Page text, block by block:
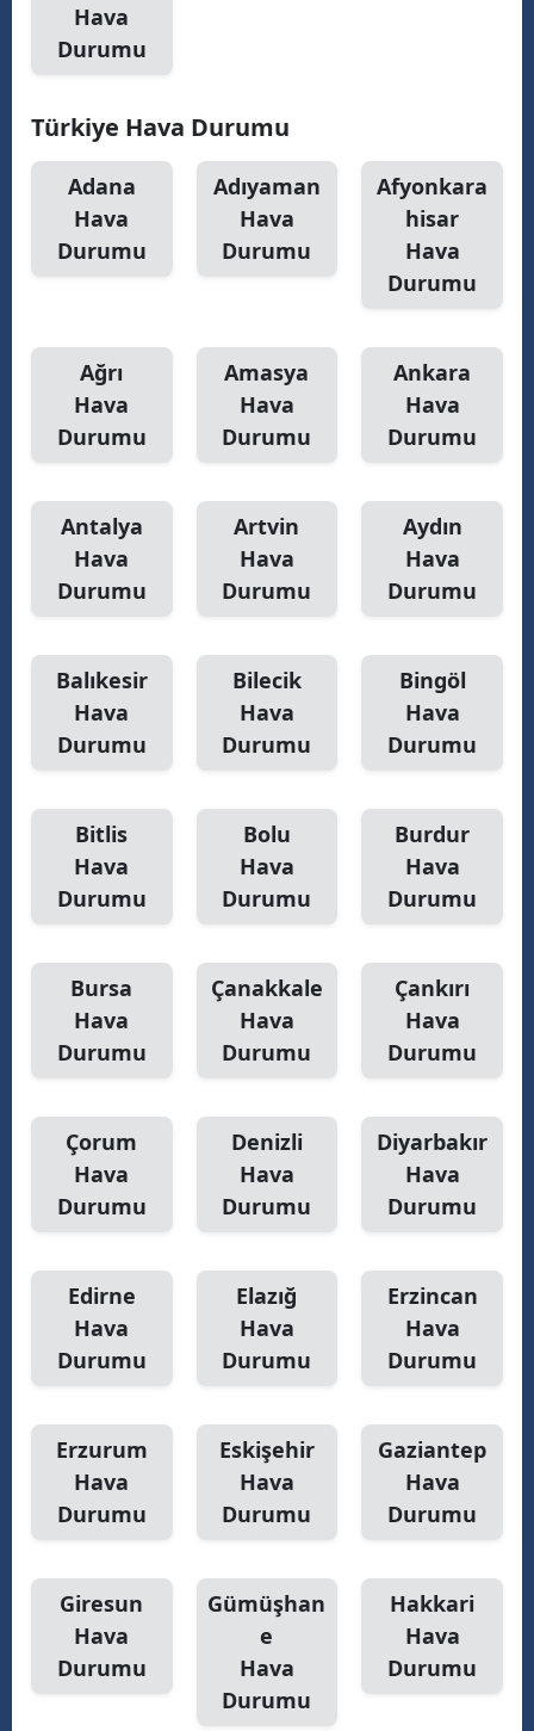
Samsun
Sivas
Tekirdağ
Trabzon
Tunceli
Şanlıurfa
Van
Yozgat
Zonguldak
Aksaray
Karaman
Batman
Şırnak
Ardahan
Iğdır
Karabük
Osmaniye
Düzce
Hava
Durumu
Türkiye Hava Durumu
Adana
Hava
Durumu
Adıyaman
Hava
Durumu
Afyonkara
hisar
Hava
Durumu
Ağrı
Hava
Durumu
Amasya
Hava
Durumu
Ankara
Hava
Durumu
Antalya
Hava
Durumu
Artvin
Hava
Durumu
Aydın
Hava
Durumu
Balıkesir
Hava
Durumu
Bilecik
Hava
Durumu
Bingöl
Hava
Durumu
Bitlis
Hava
Durumu
Bolu
Hava
Durumu
Burdur
Hava
Durumu
Bursa
Hava
Durumu
Çanakkale
Hava
Durumu
Çankırı
Hava
Durumu
Çorum
Hava
Durumu
Denizli
Hava
Durumu
Diyarbakır
Hava
Durumu
Edirne
Hava
Durumu
Elazığ
Hava
Durumu
Erzincan
Hava
Durumu
Erzurum
Hava
Durumu
Eskişehir
Hava
Durumu
Gaziantep
Hava
Durumu
Giresun
Hava
Durumu
Gümüşhan
e
Hava
Durumu
Hakkari
Hava
Durumu